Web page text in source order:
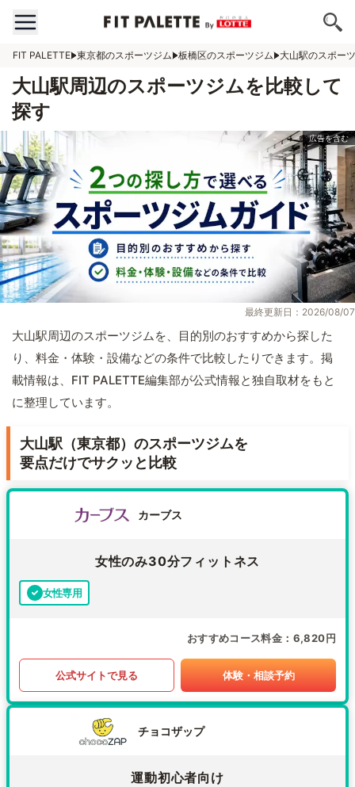
FIT PALETTE 東京都のスポーツジム 板橋区のスポーツジム 大山駅のスポー
大山駅周辺のスポーツジムを比較して
探す
最終更新日：2026/08/07
大山駅周辺のスポーツジムを、目的別のおすすめから探した
り、料金・体験・設備などの条件で比較したりできます。掲
載情報は、FIT PALETTE編集部が公式情報と独自取材をもと
に整理しています。
大山駅（東京都）のスポーツジムを
要点だけでサクッと比較
カーブス
女性のみ30分フィットネス
女性専用
おすすめコース料金 6,820円
公式サイトで見る 体験・相談予約
チョコザップ
運動初心者向け